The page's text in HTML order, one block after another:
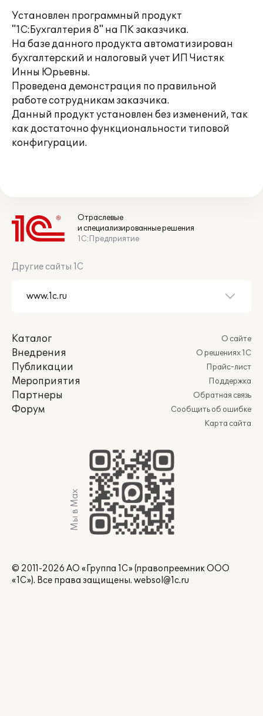
Установлен программный продукт
"1С:Бухгалтерия 8" на ПК заказчика.
На базе данного продукта автоматизирован
бухгалтерский и налоговый учет ИП Чистяк
Инны Юрьевны.
Проведена демонстрация по правильной
работе сотрудникам заказчика.
Данный продукт установлен без изменений, так
как достаточно функциональности типовой
конфигурации.
Отраслевые
и специализированные решения
1С:Предприятие
Другие сайты 1С
Каталог
Внедрения
Публикации
Мероприятия
Партнеры
Форум
О сайте
О решениях 1С
Прайс-лист
Поддержка
Обратная связь
Сообщить об ошибке
Карта сайта
Мы в Max
© 2011-2026 АО «Группа 1С» (правопреемник ООО
«1С»). Все права защищены. websol@1c.ru